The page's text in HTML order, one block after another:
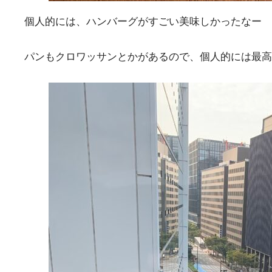
個人的には、ハンバーグがすごい美味しかったなー
パンもクロワッサンとかがあるので、個人的には最